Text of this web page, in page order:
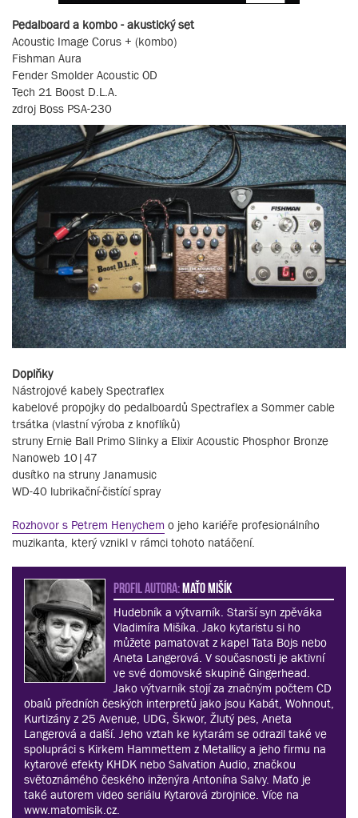
Pedalboard a kombo - akustický set
Acoustic Image Corus + (kombo)
Fishman Aura
Fender Smolder Acoustic OD
Tech 21 Boost D.L.A.
zdroj Boss PSA-230
Doplňky
Nástrojové kabely Spectraflex
kabelové propojky do pedalboardů Spectraflex a Sommer cable
trsátka (vlastní výroba z knoflíků)
struny Ernie Ball Primo Slinky a Elixir Acoustic Phosphor Bronze
Nanoweb 10|47
dusítko na struny Janamusic
WD-40 lubrikační-čistící spray
Rozhovor s Petrem Henychem o jeho kariéře profesionálního
muzikanta, který vznikl v rámci tohoto natáčení.
PROFIL AUTORA:Maťo Mišík
Hudebník a výtvarník. Starší syn zpěváka
Vladimíra Mišíka. Jako kytaristu si ho
můžete pamatovat z kapel Tata Bojs nebo
Aneta Langerová. V současnosti je aktivní
ve své domovské skupině Gingerhead.
Jako výtvarník stojí za značným počtem CD
obalů předních českých interpretů jako jsou Kabát, Wohnout,
Kurtizány z 25 Avenue, UDG, Škwor, Žlutý pes, Aneta
Langerová a další. Jeho vztah ke kytarám se odrazil také ve
spolupráci s Kirkem Hammettem z Metallicy a jeho firmu na
kytarové efekty KHDK nebo Salvation Audio, značkou
světoznámého českého inženýra Antonína Salvy. Maťo je
také autorem video seriálu Kytarová zbrojnice. Více na
www.matomisik.cz.